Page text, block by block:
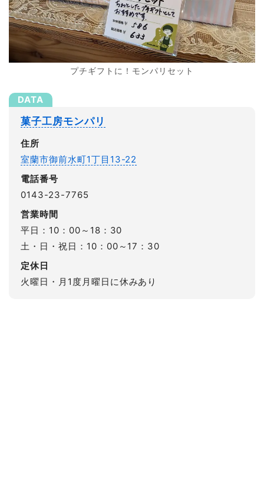
プチギフトに！モンパリセット
菓子工房モンパリ
住所
室蘭市御前水町1丁目13-22
電話番号
0143-23-7765
営業時間
平日：10：00～18：30
土・日・祝日：10：00～17：30
定休日
火曜日・月1度月曜日に休みあり